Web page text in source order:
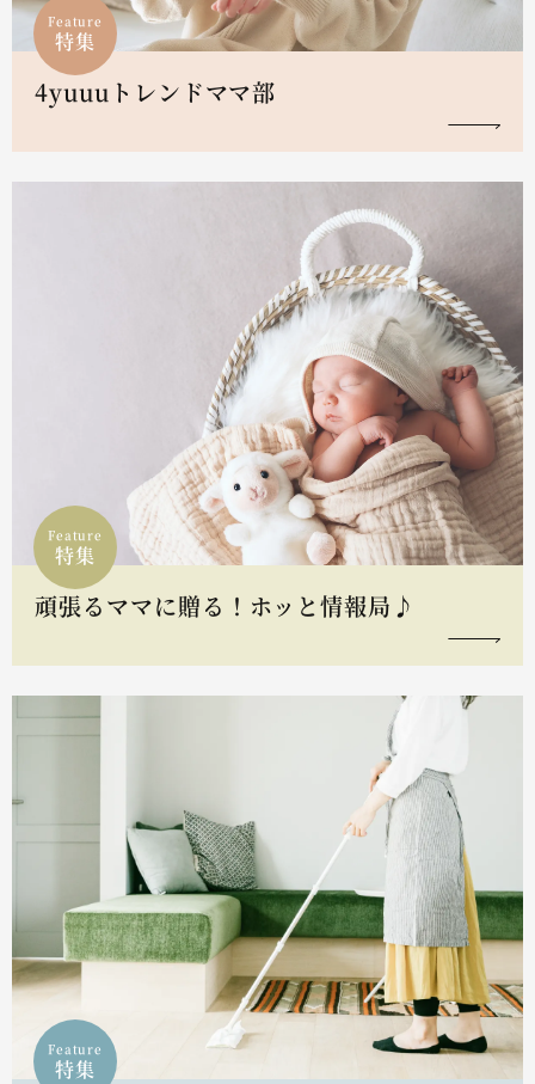
Feature
特集
4yuuuトレンドママ部
Feature
特集
頑張るママに贈る！ホッと情報局♪
Feature
特集